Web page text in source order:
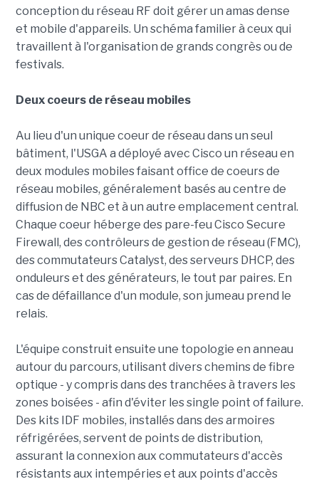
conception du réseau RF doit gérer un amas dense
et mobile d'appareils. Un schéma familier à ceux qui
travaillent à l'organisation de grands congrès ou de
festivals.
Deux coeurs de réseau mobiles
Au lieu d'un unique coeur de réseau dans un seul
bâtiment, l'USGA a déployé avec Cisco un réseau en
deux modules mobiles faisant office de coeurs de
réseau mobiles, généralement basés au centre de
diffusion de NBC et à un autre emplacement central.
Chaque coeur héberge des pare-feu Cisco Secure
Firewall, des contrôleurs de gestion de réseau (FMC),
des commutateurs Catalyst, des serveurs DHCP, des
onduleurs et des générateurs, le tout par paires. En
cas de défaillance d'un module, son jumeau prend le
relais.
L'équipe construit ensuite une topologie en anneau
autour du parcours, utilisant divers chemins de fibre
optique - y compris dans des tranchées à travers les
zones boisées - afin d'éviter les single point of failure.
Des kits IDF mobiles, installés dans des armoires
réfrigérées, servent de points de distribution,
assurant la connexion aux commutateurs d'accès
résistants aux intempéries et aux points d'accès